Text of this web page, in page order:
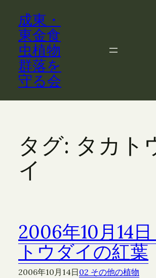
成東・
東金食
虫植物
群落を
守る会
タグ: タカト
イ
2006年10月14
トウダイの紅葉
2006年10月14日02 その他の植物